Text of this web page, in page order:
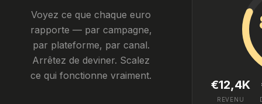
Voyez ce que chaque euro
rapporte — par campagne,
par plateforme, par canal.
Arrêtez de deviner. Scalez
ce qui fonctionne vraiment.
€12,4K
REVENU